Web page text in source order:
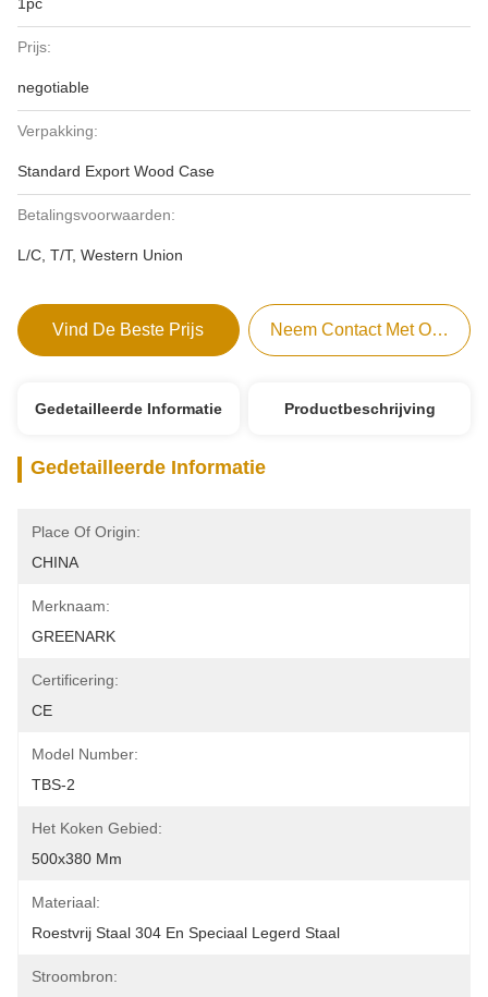
Prijs:
negotiable
Verpakking:
Standard Export Wood Case
Betalingsvoorwaarden:
L/C, T/T, Western Union
Vind De Beste Prijs Neem Contact Met Ons Op
Gedetailleerde Informatie Productbeschrijving
Gedetailleerde Informatie
Place Of Origin:
CHINA
Merknaam:
GREENARK
Certificering:
CE
Model Number:
TBS-2
Het Koken Gebied:
500x380 Mm
Materiaal:
Roestvrij Staal 304 En Speciaal Legerd Staal
Stroombron: